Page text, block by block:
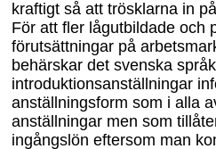
kraftigt så att trösklarna in
För att fler lågutbildade och
förutsättningar på
behärskar det svenska
introduktionsanställningar
anställningsform som i alla
anställningar men som
ingångslön eftersom man